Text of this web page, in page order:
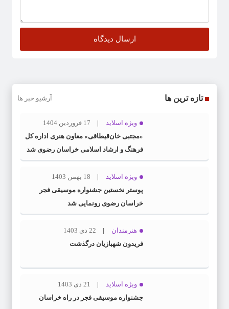
تازه ترین ها آرشیو خبر ها
ویژه اسلاید
17 فروردین 1404
«مجتبی خان‌قیطاقی» معاون هنری اداره کل
فرهنگ و ارشاد اسلامی خراسان رضوی شد
ویژه اسلاید
18 بهمن 1403
پوستر نخستین جشنواره موسیقی فجر
خراسان رضوی رونمایی شد
هنرمندان
22 دی 1403
فریدون شهبازیان درگذشت
ویژه اسلاید
21 دی 1403
جشنواره موسیقی فجر در راه خراسان